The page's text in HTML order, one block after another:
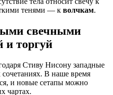
тенями — к волчкам.
свечными
и торгуй
Стиву Нисону западные
сочетаниях. В наше время
и новые сетапы можно
чартах.